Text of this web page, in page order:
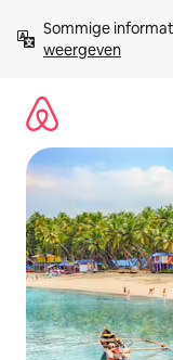
direct
naar
Sommige
weergeven